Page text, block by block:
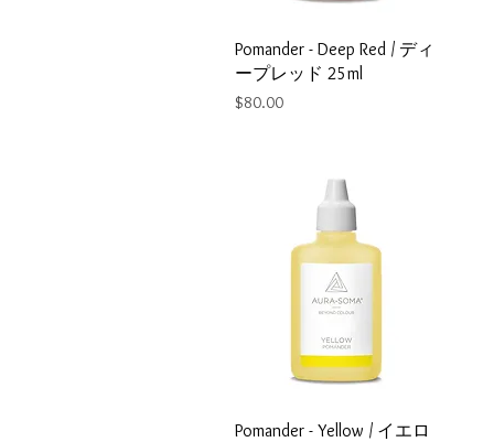
e
r
Pomander - Deep Red / ディ
ープレッド 25ml
Price
$80.00
Pomander - Yellow / イエロ